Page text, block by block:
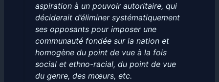
aspiration à un pouvoir autoritaire, qui
déciderait d’éliminer systématiquement
ses opposants pour imposer une
communauté fondée sur la nation et
homogène du point de vue à la fois
social et ethno-racial, du point de vue
du genre, des mœurs, etc.